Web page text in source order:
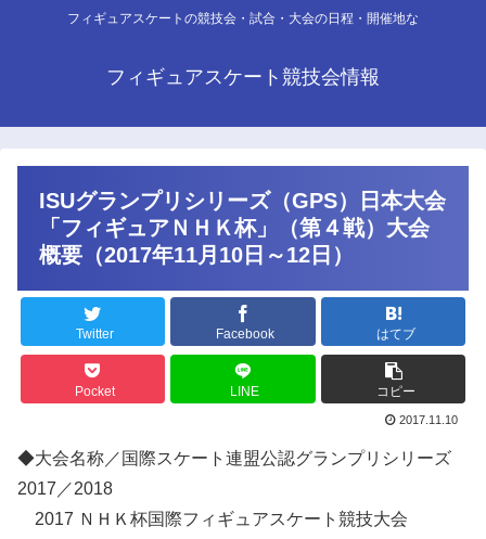
フィギュアスケートの競技会・試合・大会の日程・開催地な
フィギュアスケート競技会情報
ISUグランプリシリーズ（GPS）日本大会
「フィギュアＮＨＫ杯」（第４戦）大会
概要（2017年11月10日～12日）
Twitter Facebook はてブ
Pocket LINE コピー
2017.11.10
◆大会名称／国際スケート連盟公認グランプリシリーズ
2017／2018
2017 ＮＨＫ杯国際フィギュアスケート競技大会